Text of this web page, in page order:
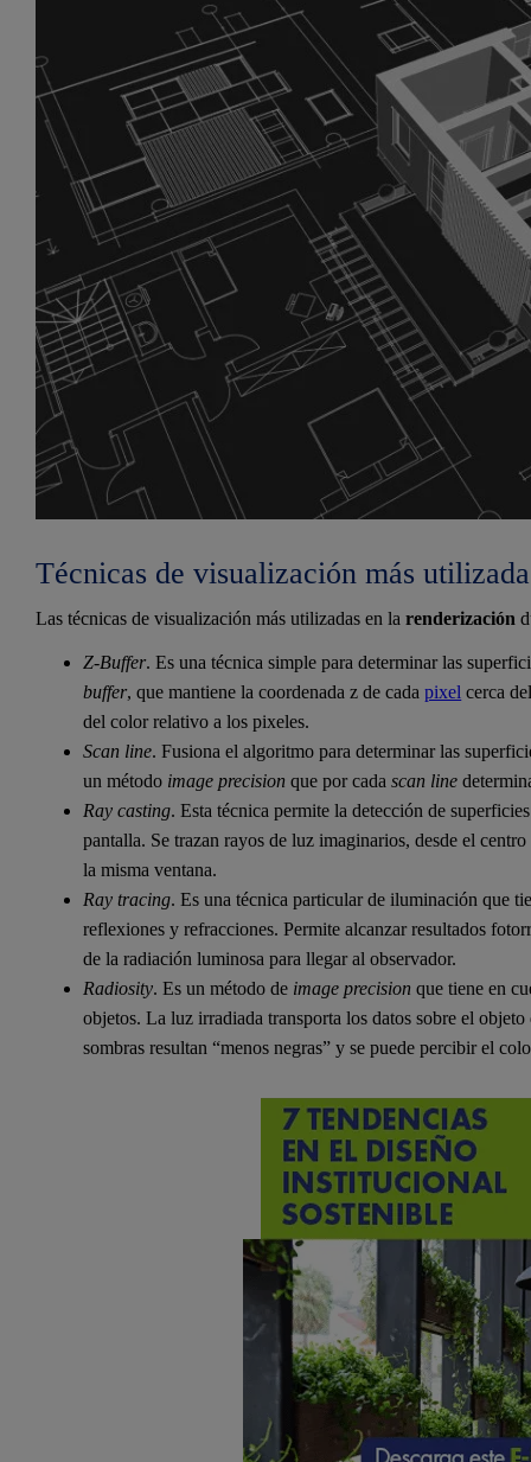
Técnicas de visualización más
Las técnicas de visualización más utilizadas en larenderización
Z-Buffer. Es una técnica simple para determinar las
buffer, que mantiene la coordenada z de cadapixel cerca
del color relativo a los pixeles.
Scan line. Fusiona el algoritmo para determinar las
un método image precision que por cadascan line
Ray casting. Esta técnica permite la detección de
pantalla. Se trazan rayos de luz imaginarios, desde el
la misma ventana.
Ray tracing. Es una técnica particular de iluminación que
reflexiones y refracciones. Permite alcanzar resultados
de la radiación luminosa para llegar al observador.
Radiosity. Es un método de image precision que tiene en
objetos. La luz irradiada transporta los datos sobre el
sombras resultan “menos negras” y se puede percibir el